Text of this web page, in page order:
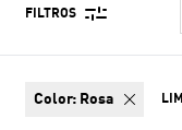
FILTROS
color: Rosa